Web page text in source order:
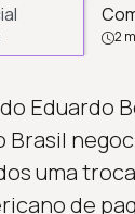
2
Eduardo
Brasil
uma
de